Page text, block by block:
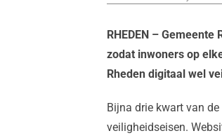
RHEDEN –
zodat inwoners op
Rheden digitaal wel
Bijna drie kwart van
veiligheidseisen.